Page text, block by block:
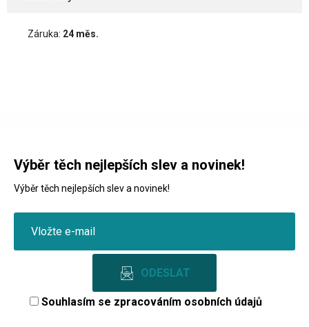
Záruka: 24 měs.
Výběr těch nejlepších slev a novinek!
Výběr těch nejlepších slev a novinek!
Souhlasím se zpracováním osobních údajů